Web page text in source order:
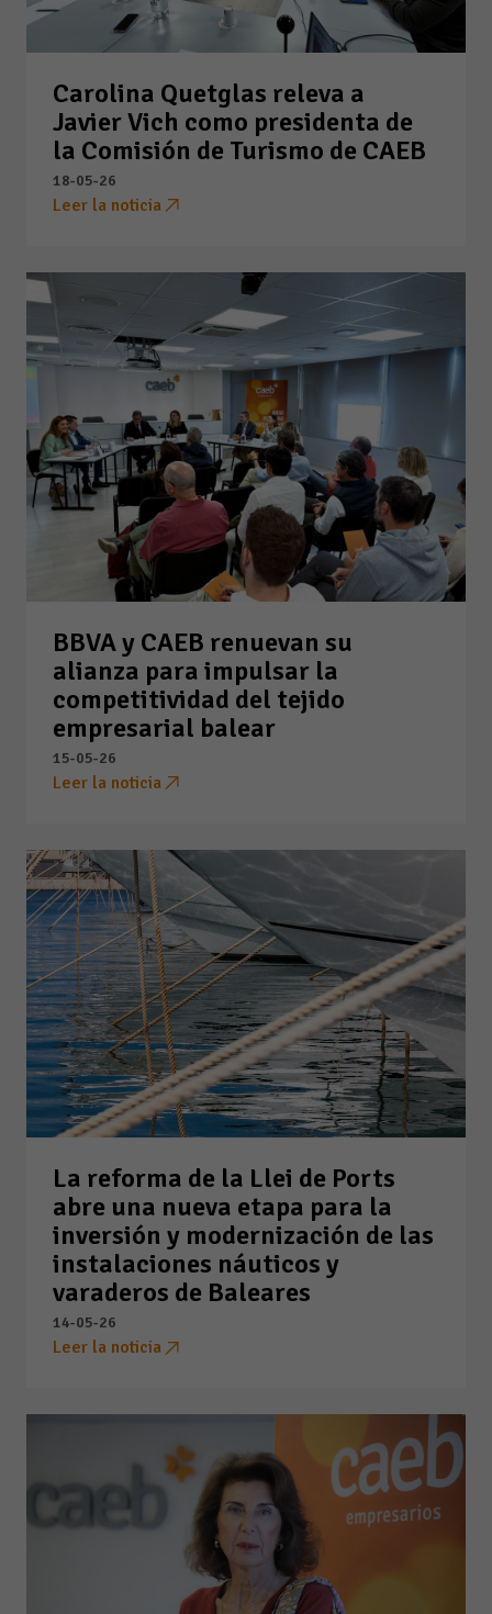
Carolina Quetglas releva a
Javier Vich como presidenta de
la Comisión de Turismo de CAEB
18-05-26
Leer la noticia
BBVA y CAEB renuevan su
alianza para impulsar la
competitividad del tejido
empresarial balear
15-05-26
Leer la noticia
La reforma de la Llei de Ports
abre una nueva etapa para la
inversión y modernización de las
instalaciones náuticos y
varaderos de Baleares
14-05-26
Leer la noticia